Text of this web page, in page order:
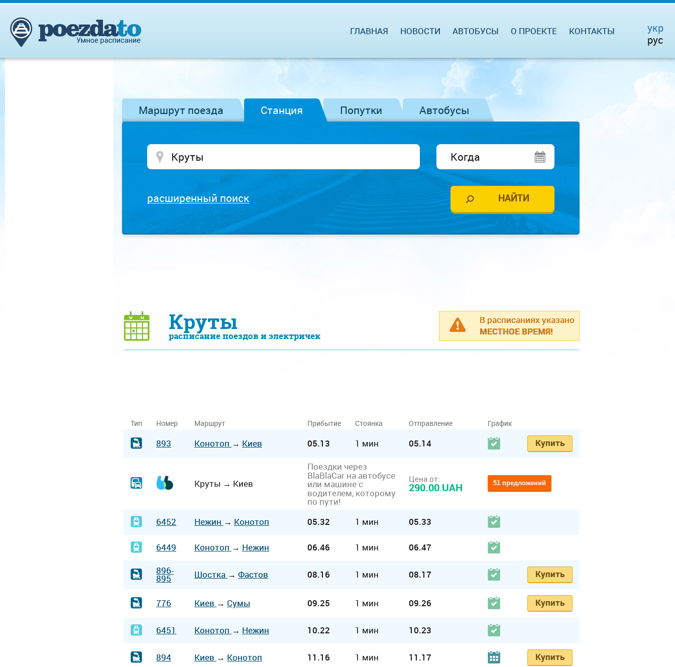
ГЛАВНАЯ НОВОСТИ АВТОБУСЫ О ПРОЕКТЕ КОНТАКТЫ
укр
рус
Маршрут поезда Станция Попутки Автобусы
расширенный поиск
В расписаниях указано
МЕСТНОЕ ВРЕМЯ!
Круты
расписание поездов и электричек
Тип Номер Маршрут Прибытие Стоянка Отправление График
893 Конотоп → Киев 05.13 1 мин 05.14 Купить
Круты → Киев
Поездки через
BlaBlaCar на автобусе
или машине с
водителем, которому
по пути!
Цена от:
290.00 UAH 51 предложений
6452 Нежин → Конотоп 05.32 1 мин 05.33
6449 Конотоп → Нежин 06.46 1 мин
06.47
896-
895 Шостка → Фастов 08.16 1 мин 08.17 Купить
776 Киев → Сумы 09.25 1 мин 09.26 Купить
6451 Конотоп → Нежин 10.22 1 мин 10.23
894 Киев → Конотоп 11.16 1 мин 11.17 Купить